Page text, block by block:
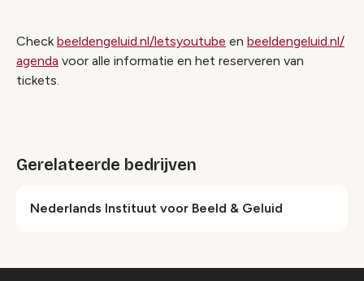
Check beeldengeluid.nl/letsyoutube en beeldengeluid.nl/
agenda voor alle informatie en het reserveren van
tickets.
Gerelateerde bedrijven
Nederlands Instituut voor Beeld & Geluid